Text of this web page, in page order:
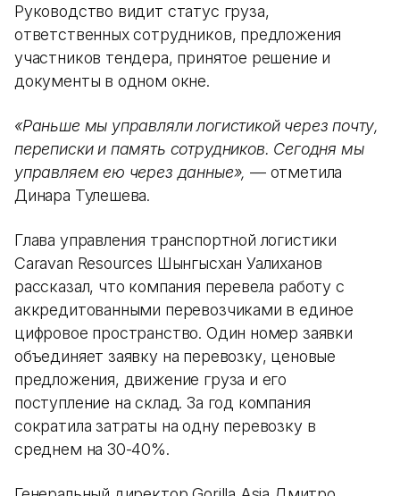
Руководство видит статус груза,
ответственных сотрудников, предложения
участников тендера, принятое решение и
документы в одном окне.
«Раньше мы управляли логистикой через почту,
переписки и память сотрудников. Сегодня мы
управляем ею через данные», — отметила
Динара Тулешева.
Глава управления транспортной логистики
Caravan Resources Шынгысхан Уалиханов
рассказал, что компания перевела работу с
аккредитованными перевозчиками в единое
цифровое пространство. Один номер заявки
объединяет заявку на перевозку, ценовые
предложения, движение груза и его
поступление на склад. За год компания
сократила затраты на одну перевозку в
среднем на 30-40%.